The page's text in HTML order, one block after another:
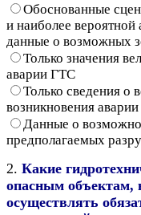
Обоснованные
и наиболее
данные о возможных
Только значения
аварии ГТС
Только сведения о
возникновения аварии
Данные о
предполагаемых
2. Какие
опасным объектам,
осуществлять